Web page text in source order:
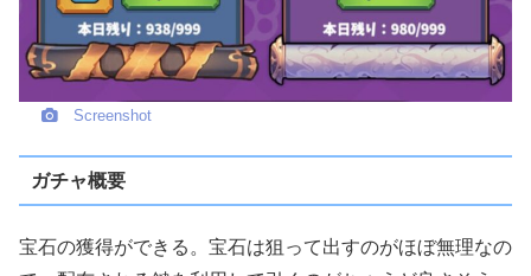
Screenshot
ガチャ概要
宝石の獲得ができる。宝石は狙って出すのがほぼ無理なの